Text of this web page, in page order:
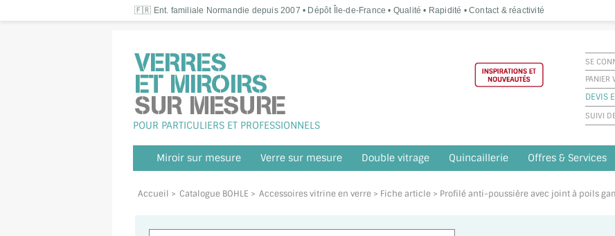
🇫🇷 Ent. familiale Normandie depuis 2007 • Dépôt Île-de-France • Qualité • Rapidité • Contact & réactivité
POUR PARTICULIERS ET PROFESSIONNELS
SE
PANIER
DEVIS
SUIVI
Miroir sur mesure Verre sur mesure Double vitrage Quincaillerie Offres & Services
Accueil > Catalogue BOHLE > Accessoires vitrine en verre > Fiche article > Profilé anti-poussière avec joint à poils